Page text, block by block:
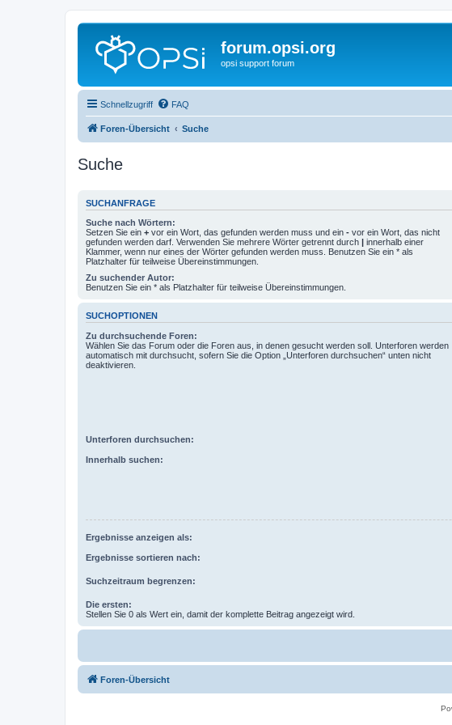
forum.opsi.org
opsi support forum
Schnellzugriff FAQ
Foren-Übersicht Suche
Suche
SUCHANFRAGE
Suche nach Wörtern:
Setzen Sie ein + vor ein Wort, das gefunden werden muss und ein - vor ein Wort, das nicht
gefunden werden darf. Verwenden Sie mehrere Wörter getrennt durch | innerhalb einer
Klammer, wenn nur eines der Wörter gefunden werden muss. Benutzen Sie ein * als
Platzhalter für teilweise Übereinstimmungen.
Zu suchender Autor:
Benutzen Sie ein * als Platzhalter für teilweise Übereinstimmungen.
SUCHOPTIONEN
Zu durchsuchende Foren:
Wählen Sie das Forum oder die Foren aus, in denen gesucht werden soll. Unterforen werden
automatisch mit durchsucht, sofern Sie die Option „Unterforen durchsuchen“ unten nicht
deaktivieren.
Unterforen durchsuchen:
Innerhalb suchen:
Ergebnisse anzeigen als:
Ergebnisse sortieren nach:
Suchzeitraum begrenzen:
Die ersten:
Stellen Sie 0 als Wert ein, damit der komplette Beitrag angezeigt wird.
Foren-Übersicht